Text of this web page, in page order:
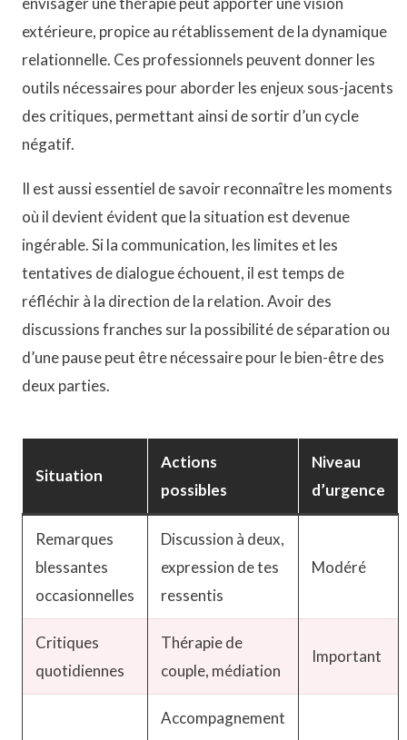
extérieure, propice au rétablissement de la dynamique
relationnelle. Ces professionnels peuvent donner les
outils nécessaires pour aborder les enjeux sous-jacents
des critiques, permettant ainsi de sortir d’un cycle
négatif.
Il est aussi essentiel de savoir reconnaître les moments
où il devient évident que la situation est devenue
ingérable. Si la communication, les limites et les
tentatives de dialogue échouent, il est temps de
réfléchir à la direction de la relation. Avoir des
discussions franches sur la possibilité de séparation ou
d’une pause peut être nécessaire pour le bien-être des
deux parties.
Situation
Actions
possibles
Niveau
d’urgence
Remarques
blessantes
occasionnelles
Discussion à deux,
expression de tes
ressentis
Modéré
Critiques
quotidiennes
Thérapie de
couple, médiation
Important
Accompagnement